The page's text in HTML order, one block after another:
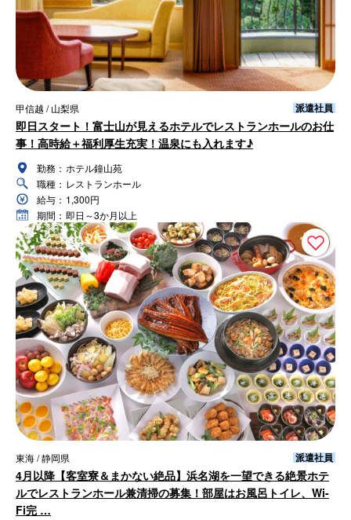
甲信越 / 山梨県 派遣社員
即日スタート！富士山が見えるホテルでレストランホールのお仕
事！高時給＋福利厚生充実！温泉にも入れます♪
勤務： ホテル鐘山苑
職種： レストランホール
給与： 1,300円
期間： 即日～3か月以上
東海 / 静岡県 派遣社員
4月以降【客室寮＆まかない絶品】浜名湖を一望できる絶景ホテ
ルでレストランホール兼清掃の募集！部屋はお風呂トイレ、Wi-
Fi完 …